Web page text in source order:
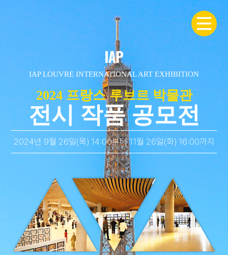
IAP LOUVRE INTERNATIONAL ART EXHIBITION
2024 프랑스 루브르 박물관
전시 작품 공모전
2024년 9월 26일(목) 14:00부터 11월 26일(화) 16:00까지